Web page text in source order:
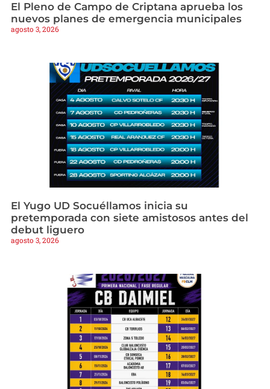
El Pleno de Campo de Criptana aprueba los
nuevos planes de emergencia municipales
agosto 3, 2026
El Yugo UD Socuéllamos inicia su
pretemporada con siete amistosos antes del
debut liguero
agosto 3, 2026